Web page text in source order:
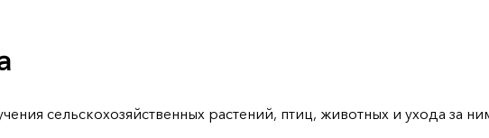
сельскохозяйственных растений, птиц, животных и ухода за